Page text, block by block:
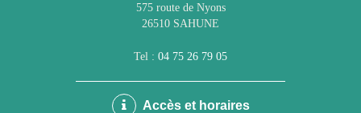
575 route de Nyons
26510 SAHUNE
Tel : 04 75 26 79 05
Accès et horaires